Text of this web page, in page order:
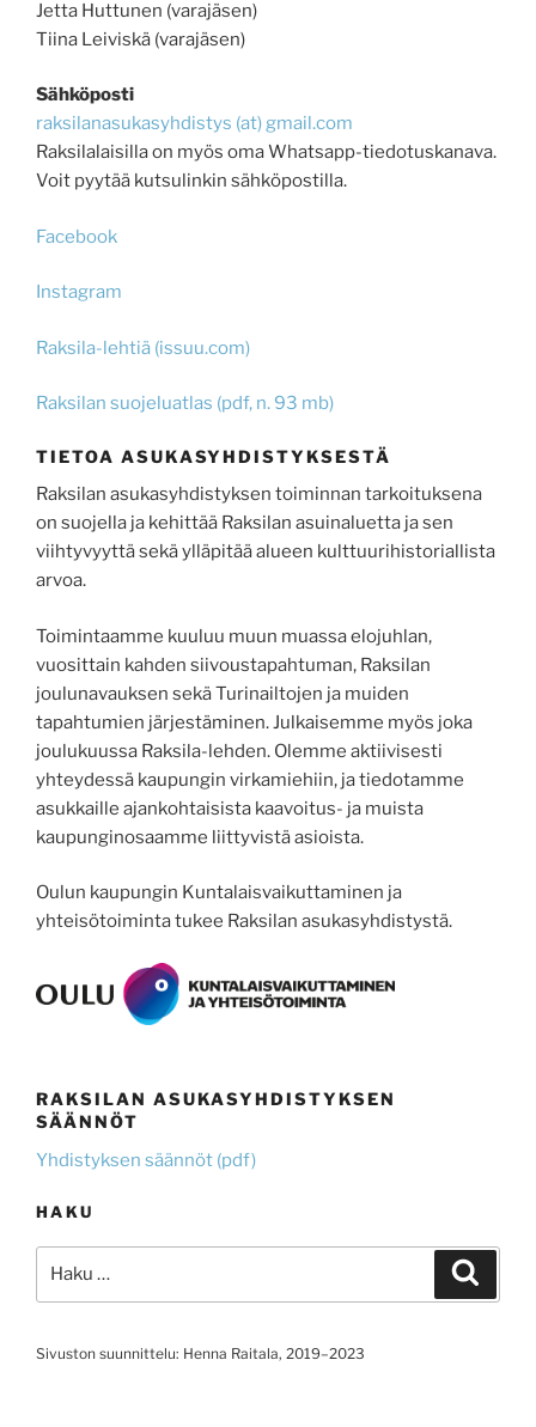
Jetta Huttunen (varajäsen)
Tiina Leiviskä (varajäsen)
Sähköposti
raksilanasukasyhdistys (at) gmail.com
Raksilalaisilla on myös oma Whatsapp-tiedotuskanava.
Voit pyytää kutsulinkin sähköpostilla.
Facebook
Instagram
Raksila-lehtiä (issuu.com)
Raksilan suojeluatlas (pdf, n. 93 mb)
TIETOA ASUKASYHDISTYKSESTÄ
Raksilan asukasyhdistyksen toiminnan tarkoituksena
on suojella ja kehittää Raksilan asuinaluetta ja sen
viihtyvyyttä sekä ylläpitää alueen kulttuurihistoriallista
arvoa.
Toimintaamme kuuluu muun muassa elojuhlan,
vuosittain kahden siivoustapahtuman, Raksilan
joulunavauksen sekä Turinailtojen ja muiden
tapahtumien järjestäminen. Julkaisemme myös joka
joulukuussa Raksila-lehden. Olemme aktiivisesti
yhteydessä kaupungin virkamiehiin, ja tiedotamme
asukkaille ajankohtaisista kaavoitus- ja muista
kaupunginosaamme liittyvistä asioista.
Oulun kaupungin Kuntalaisvaikuttaminen ja
yhteisötoiminta tukee Raksilan asukasyhdistystä.
RAKSILAN ASUKASYHDISTYKSEN
SÄÄNNÖT
Yhdistyksen säännöt (pdf)
HAKU
Sivuston suunnittelu: Henna Raitala, 2019–2023